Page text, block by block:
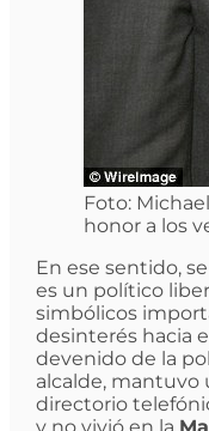
Foto:
honor a los
En ese sentido,
es un político
simbólicos
desinterés hacia
devenido de la
alcalde, mantuvo
directorio